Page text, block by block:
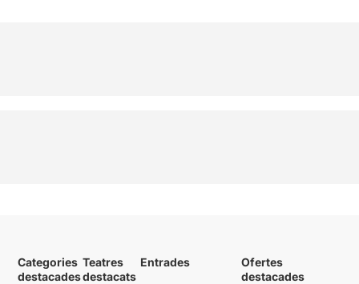
Categories
destacades
Teatres
destacats
Entrades
Ofertes
destacades